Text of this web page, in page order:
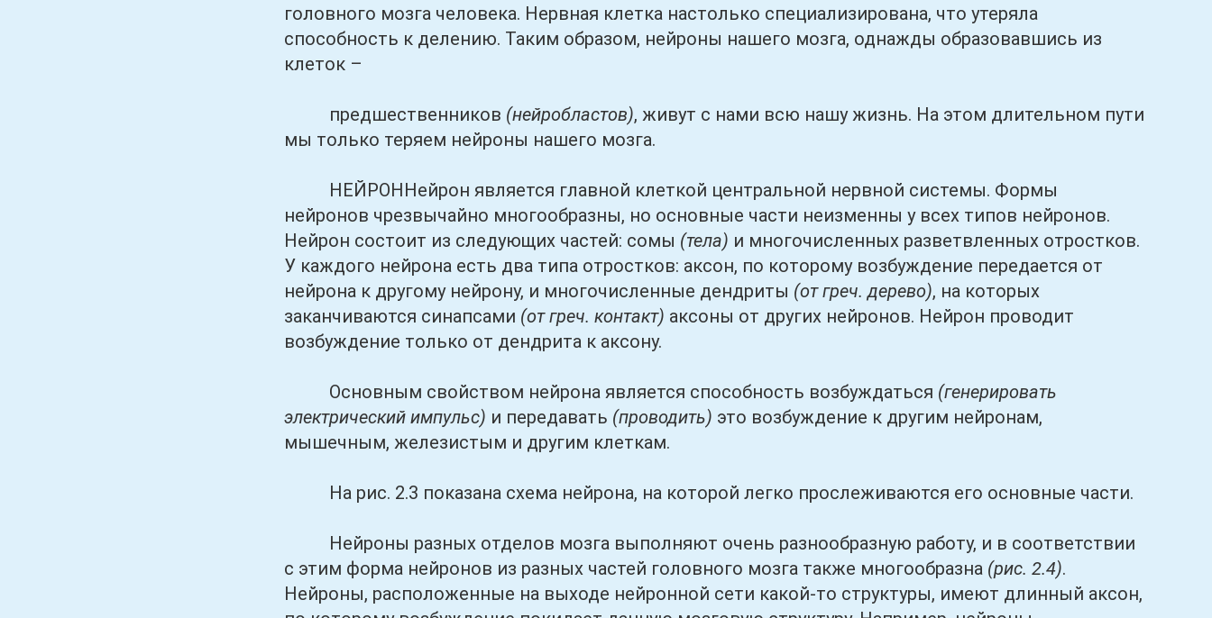
головного мозга человека. Нервная клетка настолько специализирована, что утеряла
способность к делению. Таким образом, нейроны нашего мозга, однажды образовавшись из
клеток –
предшественников (нейробластов), живут с нами всю нашу жизнь. На этом длительном пути
мы только теряем нейроны нашего мозга.
НЕЙРОННейрон является главной клеткой центральной нервной системы. Формы
нейронов чрезвычайно многообразны, но основные части неизменны у всех типов нейронов.
Нейрон состоит из следующих частей: сомы (тела) и многочисленных разветвленных отростков.
У каждого нейрона есть два типа отростков: аксон, по которому возбуждение передается от
нейрона к другому нейрону, и многочисленные дендриты (от греч. дерево), на которых
заканчиваются синапсами (от греч. контакт) аксоны от других нейронов. Нейрон проводит
возбуждение только от дендрита к аксону.
Основным свойством нейрона является способность возбуждаться (генерировать
электрический импульс) и передавать (проводить) это возбуждение к другим нейронам,
мышечным, железистым и другим клеткам.
На рис. 2.3 показана схема нейрона, на которой легко прослеживаются его основные части.
Нейроны разных отделов мозга выполняют очень разнообразную работу, и в соответствии
с этим форма нейронов из разных частей головного мозга также многообразна (рис. 2.4).
Нейроны, расположенные на выходе нейронной сети какой-то структуры, имеют длинный аксон,